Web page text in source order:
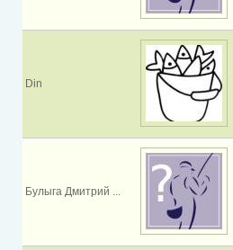
Din
Булыга Дмитрий ...